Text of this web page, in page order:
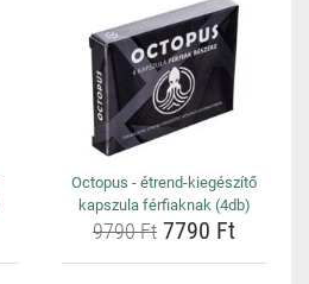
Octopus - étrend-kiegészítő
kapszula férfiaknak (4db)
9790 Ft 7790 Ft